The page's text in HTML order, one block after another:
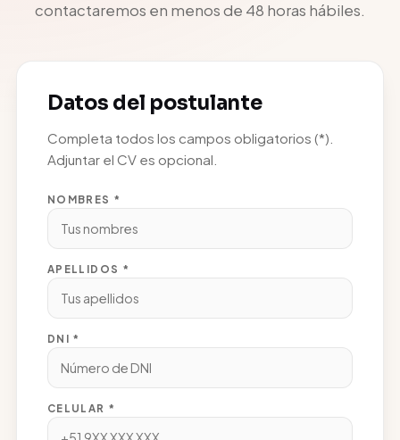
contactaremos en menos de 48 horas hábiles.
Datos del postulante
Completa todos los campos obligatorios (*).
Adjuntar el CV es opcional.
NOMBRES *
APELLIDOS *
DNI *
CELULAR *